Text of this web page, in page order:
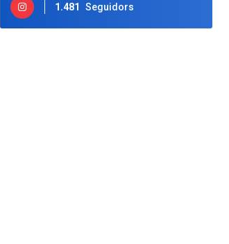
1.481 Seguidors